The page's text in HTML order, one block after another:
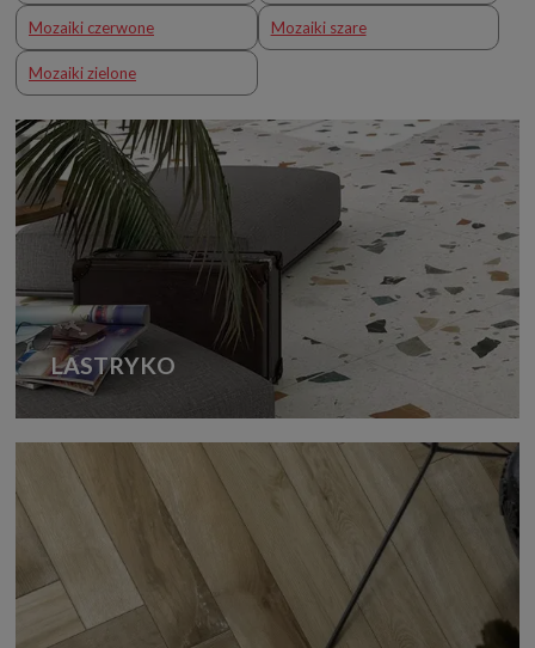
Mozaiki czerwone Mozaiki szare
Mozaiki zielone
LASTRYKO